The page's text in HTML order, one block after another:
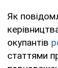
Як
окупантів
статтями